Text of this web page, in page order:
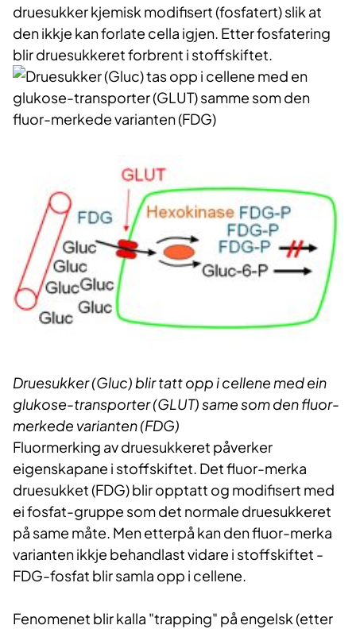
druesukker kjemisk modifisert (fosfatert) slik at
den ikkje kan forlate cella igjen. Etter fosfatering
blir druesukkeret forbrent i stoffskiftet.
Druesukker (Gluc) blir tatt opp i cellene med ein
glukose-transporter (GLUT) same som den fluor-
merkede varianten (FDG)
Fluormerking av druesukkeret påverker
eigenskapane i stoffskiftet. Det fluor-merka
druesukket (FDG) blir opptatt og modifisert med
ei fosfat-gruppe som det normale druesukkeret
på same måte. Men etterpå kan den fluor-merka
varianten ikkje behandlast vidare i stoffskiftet -
FDG-fosfat blir samla opp i cellene.
Fenomenet blir kalla "trapping" på engelsk (etter